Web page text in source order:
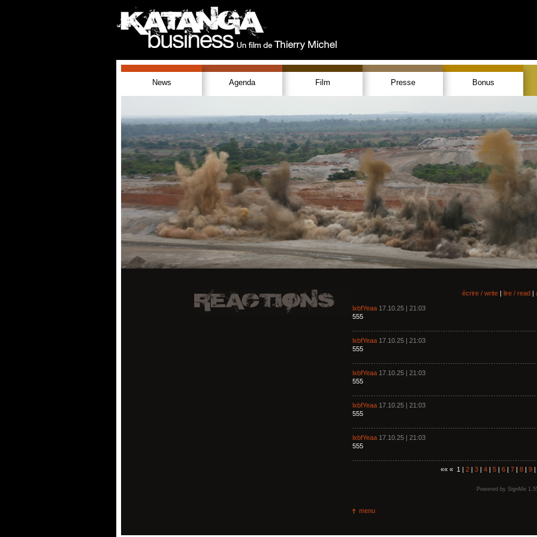
News Agenda Film Presse Bonus
écrire / write | lire / read |
lxbfYeaa 17.10.25 | 21:03
555
lxbfYeaa 17.10.25 | 21:03
555
lxbfYeaa 17.10.25 | 21:03
555
lxbfYeaa 17.10.25 | 21:03
555
lxbfYeaa 17.10.25 | 21:03
555
«« « 1 | 2| 3| 4| 5| 6| 7| 8| 9|
Powered by SignMe
menu